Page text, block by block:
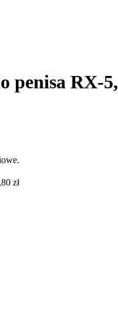
penisa RX-
zł